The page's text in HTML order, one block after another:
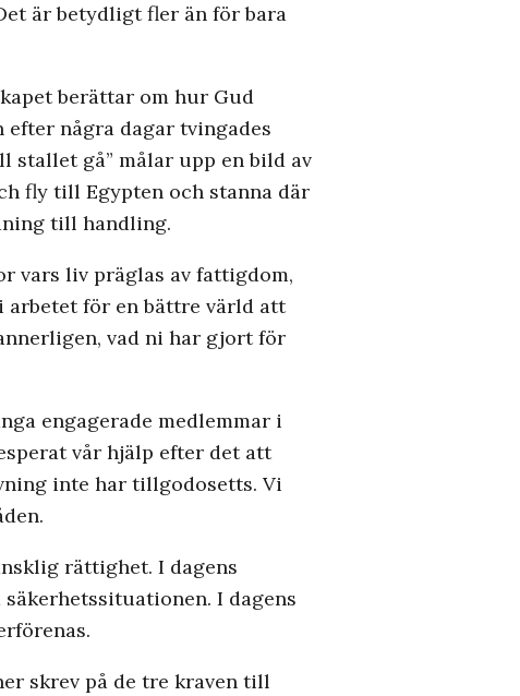
är betydligt fler än för bara
berättar om hur Gud
några dagar tvingades
stallet gå” målar upp en bild av
fly till Egypten och stanna där
till handling.
vars liv präglas av fattigdom,
för en bättre värld att
vad ni har gjort för
engagerade medlemmar i
vår hjälp efter det att
inte har tillgodosetts. Vi
rättighet. I dagens
I dagens
skrev på de tre kraven till